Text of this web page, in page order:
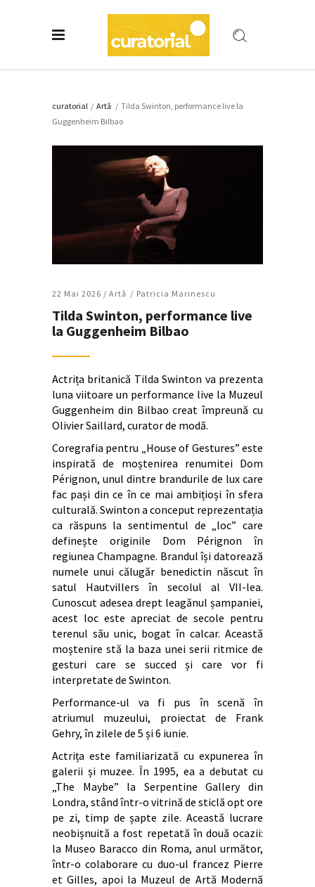
curatorial / Artǎ / Tilda Swinton, performance live la
Guggenheim Bilbao
22 Mai 2026 / Artǎ Patricia Marinescu
Tilda Swinton, performance live
la Guggenheim Bilbao
Actrița britanică Tilda Swinton va prezenta
luna viitoare un performance live la Muzeul
Guggenheim din Bilbao creat împreună cu
Olivier Saillard, curator de modă.
Coregrafia pentru „House of Gestures” este
inspirată de moștenirea renumitei Dom
Pérignon, unul dintre brandurile de lux care
fac pași din ce în ce mai ambițioși în sfera
culturală. Swinton a conceput reprezentația
ca răspuns la sentimentul de „loc” care
definește originile Dom Pérignon în
regiunea Champagne. Brandul își datorează
numele unui călugăr benedictin născut în
satul Hautvillers în secolul al VII-lea.
Cunoscut adesea drept leagănul șampaniei,
acest loc este apreciat de secole pentru
terenul său unic, bogat în calcar. Această
moștenire stă la baza unei serii ritmice de
gesturi care se succed și care vor fi
interpretate de Swinton.
Performance-ul va fi pus în scenă în
atriumul muzeului, proiectat de Frank
Gehry, în zilele de 5 și 6 iunie.
Actrița este familiarizată cu expunerea în
galerii și muzee. În 1995, ea a debutat cu
„The Maybe” la Serpentine Gallery din
Londra, stând într-o vitrină de sticlă opt ore
pe zi, timp de șapte zile. Această lucrare
neobișnuită a fost repetată în două ocazii:
la Museo Baracco din Roma, anul următor,
într-o colaborare cu duo-ul francez Pierre
et Gilles, apoi la Muzeul de Artă Modernă